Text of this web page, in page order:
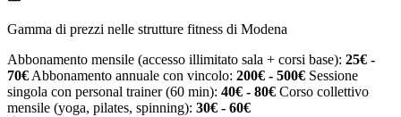
Gamma di prezzi nelle strutture fitness di Modena
Abbonamento mensile (accesso illimitato sala + corsi base): 25€ -
70€ Abbonamento annuale con vincolo: 200€ - 500€ Sessione
singola con personal trainer (60 min): 40€ - 80€ Corso collettivo
mensile (yoga, pilates, spinning): 30€ - 60€